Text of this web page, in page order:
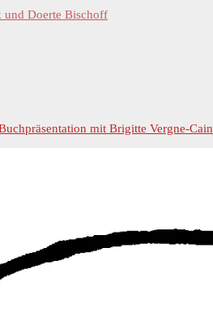
und Doerte Bischoff
mit Brigitte Vergne-Cain